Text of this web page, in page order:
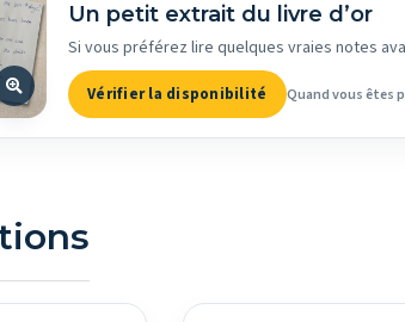
Un petit extrait du livre d’or
Si vous préférez lire quelques vraies notes
Vérifier la disponibilité Quand vous êtes